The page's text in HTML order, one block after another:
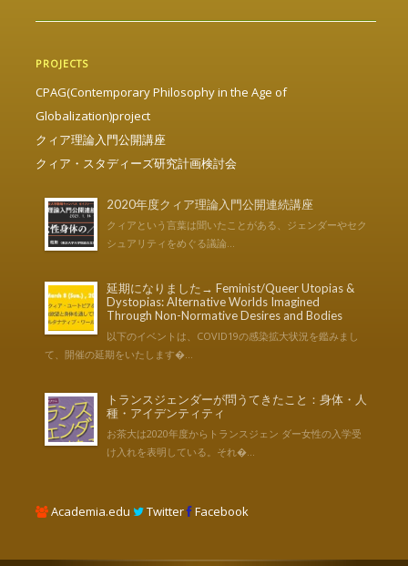
PROJECTS
CPAG(Contemporary Philosophy in the Age of
Globalization)project
クィア理論入門公開講座
クィア・スタディーズ研究計画検討会
2020年度クィア理論入門公開連続講座
クィアという言葉は聞いたことがある、ジェンダーやセク
シュアリティをめぐる議論...
延期になりました→ Feminist/Queer Utopias &
Dystopias: Alternative Worlds Imagined
Through Non-Normative Desires and Bodies
以下のイベントは、COVID19の感染拡大状況を鑑みまし
て、開催の延期をいたします�...
トランスジェンダーが問うてきたこと：身体・人
種・アイデンティティ
お茶大は2020年度からトランスジェン ダー女性の入学受
け入れを表明している。それ�...
Academia.edu Twitter Facebook